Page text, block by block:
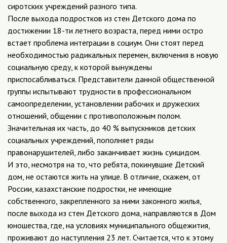
сиротских учреждений разного типа.
После выхода подростков из стен Детского дома по
достижении 18-ти летнего возраста, перед ними остро
встает проблема интеграции в социум. Они стоят перед
необходимостью радикальных перемен, включения в новую
социальную среду, к которой вынуждены
приспосабливаться. Представители данной общественной
группы испытывают трудности в профессиональном
самоопределении, установлении рабочих и дружеских
отношений, общении с противоположным полом.
Значительная их часть, до 40 % выпускников детских
социальных учреждений, пополняет ряды
правонарушителей, либо заканчивает жизнь суицидом.
И это, несмотря на то, что ребята, покинувшие Детский
дом, не остаются жить на улице. В отличие, скажем, от
России, казахстанские подростки, не имеющие
собственного, закрепленного за ними законного жилья,
после выхода из стен Детского дома, направляются в Дом
юношества, где, на условиях муниципального общежития,
проживают до наступления 23 лет. Считается, что к этому